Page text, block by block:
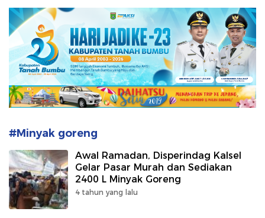
#Minyak goreng
Awal Ramadan, Disperindag Kalsel
Gelar Pasar Murah dan Sediakan
2400 L Minyak Goreng
4 tahun yang lalu